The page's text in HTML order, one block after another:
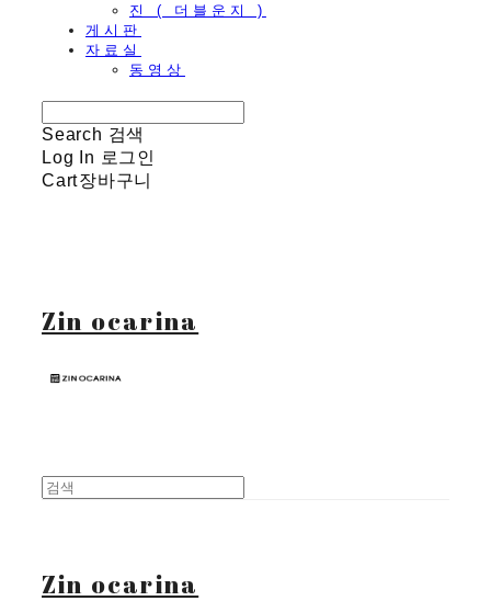
진 ( 더블운지 )
게시판
자료실
동영상
Search 검색
Log In 로그인
Cart장바구니
Zin ocarina
Zin ocarina